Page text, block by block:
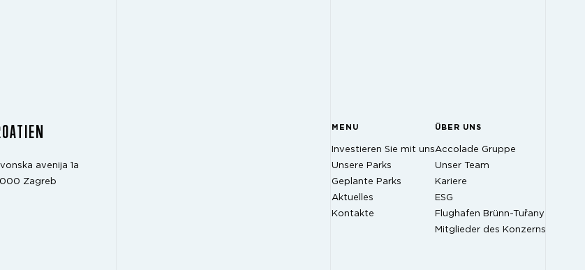
avenija 1a
000 Zagreb
MENU
Investieren Sie mit uns
Unsere Parks
Geplante Parks
Aktuelles
Kontakte
ÜBER UNS
Accolade Gruppe
Unser Team
Kariere
ESG
Flughafen Brünn-Tuřany
Mitglieder des Konzerns